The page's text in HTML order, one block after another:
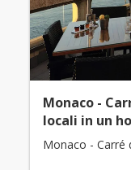
Monaco -
locali in un
Monaco - Carré